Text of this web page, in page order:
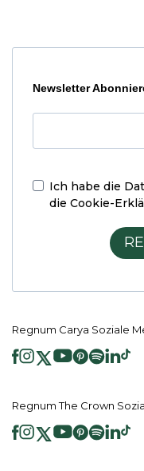
Newsletter
Ich habe die
die Cookie-
Regnum Carya Soziale
Regnum The Crown